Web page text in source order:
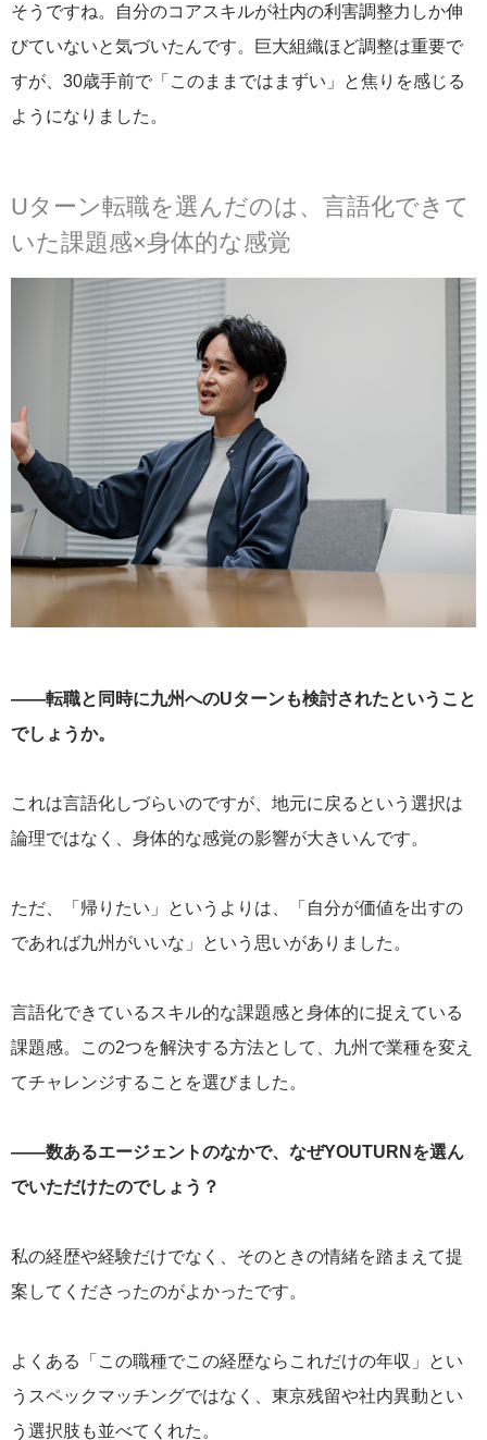
そうですね。自分のコアスキルが社内の利害調整力しか伸
びていないと気づいたんです。巨大組織ほど調整は重要で
すが、30歳手前で「このままではまずい」と焦りを感じる
ようになりました。
Uターン転職を選んだのは、言語化できて
いた課題感×身体的な感覚
——転職と同時に九州へのUターンも検討されたということ
でしょうか。
これは言語化しづらいのですが、地元に戻るという選択は
論理ではなく、身体的な感覚の影響が大きいんです。
ただ、「帰りたい」というよりは、「自分が価値を出すの
であれば九州がいいな」という思いがありました。
言語化できているスキル的な課題感と身体的に捉えている
課題感。この2つを解決する方法として、九州で業種を変え
てチャレンジすることを選びました。
——数あるエージェントのなかで、なぜYOUTURNを選ん
でいただけたのでしょう？
私の経歴や経験だけでなく、そのときの情緒を踏まえて提
案してくださったのがよかったです。
よくある「この職種でこの経歴ならこれだけの年収」とい
うスペックマッチングではなく、東京残留や社内異動とい
う選択肢も並べてくれた。